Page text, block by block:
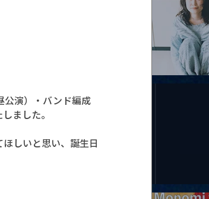
公演）・バンド編成
ました。
しいと思い、誕生日
2026.08.12 |【観覧